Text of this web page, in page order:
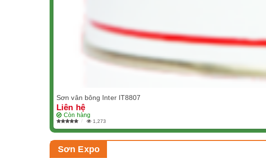
Sơn vân bông Inter IT8807
Liên hệ
Còn hàng
1,273
Sơn Expo